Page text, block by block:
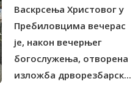
Васкрсења Христовог у
Пребиловцима вечерас
је, након вечерњег
богослужења, отворена
изложба дрворезбарск...